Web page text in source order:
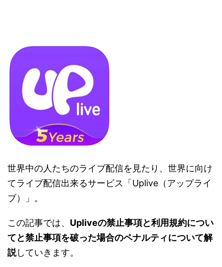
世界中の人たちのライブ配信を見たり、世界に向け
てライブ配信出来るサービス「Uplive（アップライ
ブ）」。
この記事では、 Upliveの禁止事項と利用規約につい
てと禁止事項を破った場合のペナルティについて解
説していきます。